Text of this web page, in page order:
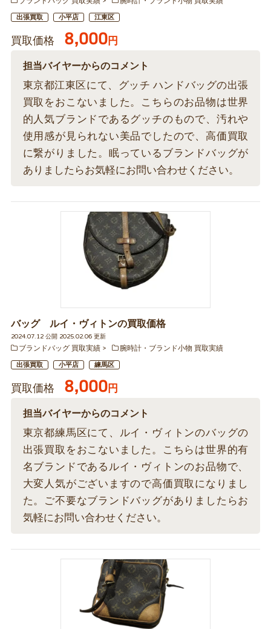
出張買取 小平店 江東区
買取価格 8,000円
担当バイヤーからのコメント
東京都江東区にて、グッチ ハンドバッグの出張
買取をおこないました。こちらのお品物は世界
的人気ブランドであるグッチのもので、汚れや
使用感が見られない美品でしたので、高価買取
に繋がりました。眠っているブランドバッグが
ありましたらお気軽にお問い合わせください。
バッグ ルイ・ヴィトンの買取価格
2024.07.12 公開 2025.02.06 更新
ブランドバッグ 買取実績
腕時計・ブランド小物 買取実績
出張買取 小平店 練馬区
買取価格 8,000円
担当バイヤーからのコメント
東京都練馬区にて、ルイ・ヴィトンのバッグの
出張買取をおこないました。こちらは世界的有
名ブランドであるルイ・ヴィトンのお品物で、
大変人気がございますので高価買取になりまし
た。ご不要なブランドバッグがありましたらお
気軽にお問い合わせください。